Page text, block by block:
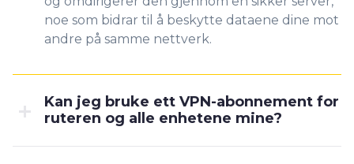
noe som bidrar til å beskytte dataene dine mot
andre på samme nettverk.
Kan jeg bruke ett VPN-abonnement for
ruteren og alle enhetene mine?